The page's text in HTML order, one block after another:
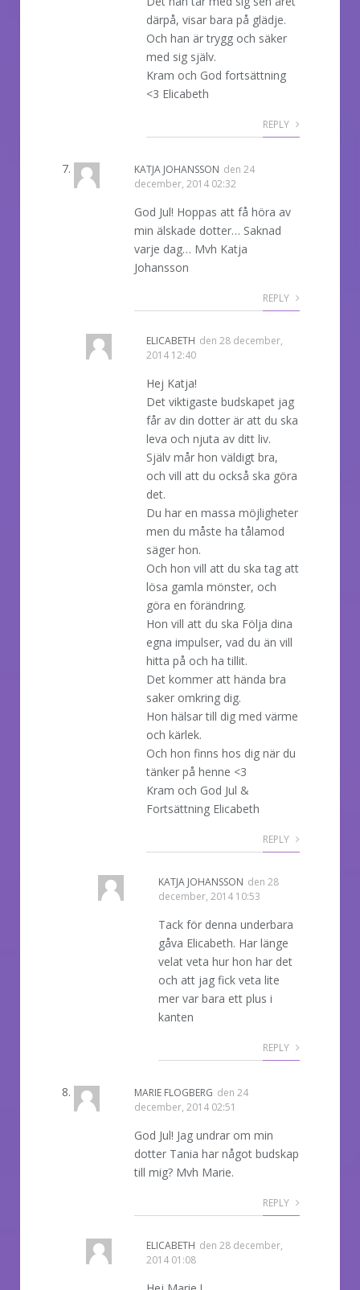
därpå, visar bara på glädje.
Och han är trygg och säker
med sig själv.
Kram och God fortsättning
<3 Elicabeth
REPLY
KATJA JOHANSSON den 24
december, 2014 02:32
God Jul! Hoppas att få höra av
min älskade dotter… Saknad
varje dag… Mvh Katja
Johansson
REPLY
ELICABETH den 28 december,
2014 12:40
Hej Katja!
Det viktigaste budskapet jag
får av din dotter är att du ska
leva och njuta av ditt liv.
Själv mår hon väldigt bra,
och vill att du också ska göra
det.
Du har en massa möjligheter
men du måste ha tålamod
säger hon.
Och hon vill att du ska tag att
lösa gamla mönster, och
göra en förändring.
Hon vill att du ska Följa dina
egna impulser, vad du än vill
hitta på och ha tillit.
Det kommer att hända bra
saker omkring dig.
Hon hälsar till dig med värme
och kärlek.
Och hon finns hos dig när du
tänker på henne <3
Kram och God Jul &
Fortsättning Elicabeth
REPLY
KATJA JOHANSSON den 28
december, 2014 10:53
Tack för denna underbara
gåva Elicabeth. Har länge
velat veta hur hon har det
och att jag fick veta lite
mer var bara ett plus i
kanten
REPLY
MARIE FLOGBERG den 24
december, 2014 02:51
God Jul! Jag undrar om min
dotter Tania har något budskap
till mig? Mvh Marie.
REPLY
ELICABETH den 28 december,
2014 01:08